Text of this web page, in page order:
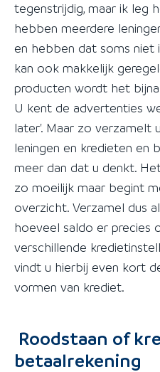
tegenstrijdig, maar ik leg
hebben meerdere
en hebben dat soms niet
kan ook makkelijk
producten wordt het
U kent de advertenties
later'. Maar zo verzamelt
leningen en kredieten en
meer dan dat u denkt.
zo moeilijk maar begint
overzicht. Verzamel dus
hoeveel saldo er precies
verschillende
vindt u hierbij even kort
vormen van krediet.
Roodstaan of
betaalrekening